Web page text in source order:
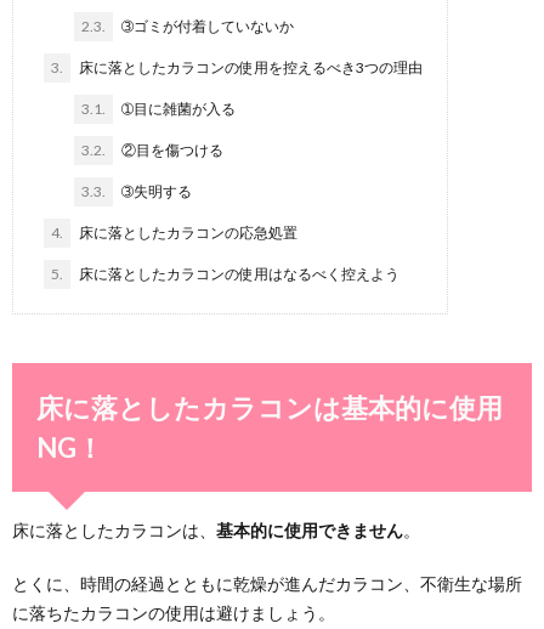
2.3. ➂ゴミが付着していないか
3. 床に落としたカラコンの使用を控えるべき3つの理由
3.1. ➀目に雑菌が入る
3.2. ②目を傷つける
3.3. ➂失明する
4. 床に落としたカラコンの応急処置
5. 床に落としたカラコンの使用はなるべく控えよう
床に落としたカラコンは基本的に使用
NG！
床に落としたカラコンは、 基本的に使用できません。
とくに、時間の経過とともに乾燥が進んだカラコン、不衛生な場所
に落ちたカラコンの使用は避けましょう。